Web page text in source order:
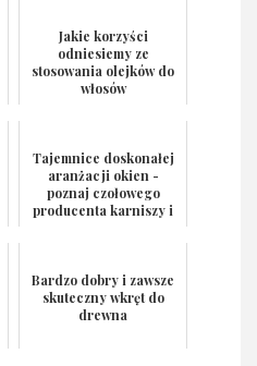
Jakie korzyści
odniesiemy ze
stosowania olejków do
włosów
Tajemnice doskonałej
aranżacji okien -
poznaj czołowego
producenta karniszy i
Bardzo dobry i zawsze
skuteczny wkręt do
drewna